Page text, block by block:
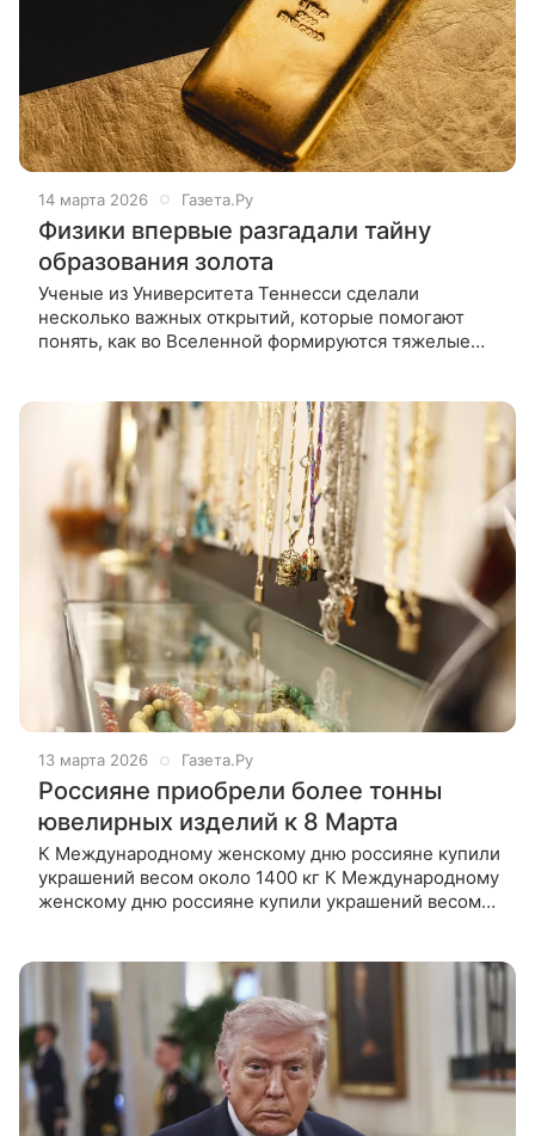
14 марта 2026 Газета.Ру
Физики впервые разгадали тайну
образования золота
Ученые из Университета Теннесси сделали
несколько важных открытий, которые помогают
понять, как во Вселенной формируются тяжелые
13 марта 2026 Газета.Ру
Россияне приобрели более тонны
ювелирных изделий к 8 Марта
К Международному женскому дню россияне купили
украшений весом около 1400 кг К Международному
женскому дню россияне купили украшений весом